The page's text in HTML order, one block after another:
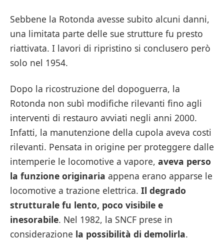
Sebbene la Rotonda avesse subito alcuni danni,
una limitata parte delle sue strutture fu presto
riattivata. I lavori di ripristino si conclusero però
solo nel 1954.
Dopo la ricostruzione del dopoguerra, la
Rotonda non subì modifiche rilevanti fino agli
interventi di restauro avviati negli anni 2000.
Infatti, la manutenzione della cupola aveva costi
rilevanti. Pensata in origine per proteggere dalle
intemperie le locomotive a vapore, aveva perso
la funzione originaria appena erano apparse le
locomotive a trazione elettrica. Il degrado
strutturale fu lento, poco visibile e
inesorabile. Nel 1982, la SNCF prese in
considerazione la possibilità di demolirla.